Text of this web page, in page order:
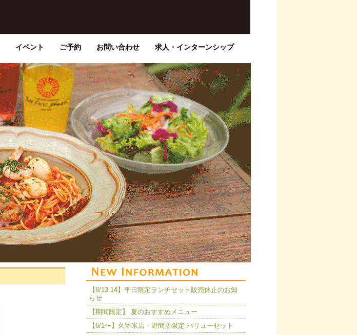
イベント ご予約 お問い合わせ 求人・インターンシップ
【8/13,14】平日限定ランチセット販売休止のお知
らせ
【期間限定】 夏のおすすめメニュー
【6/1〜】久留米店・野間店限定 バリューセット